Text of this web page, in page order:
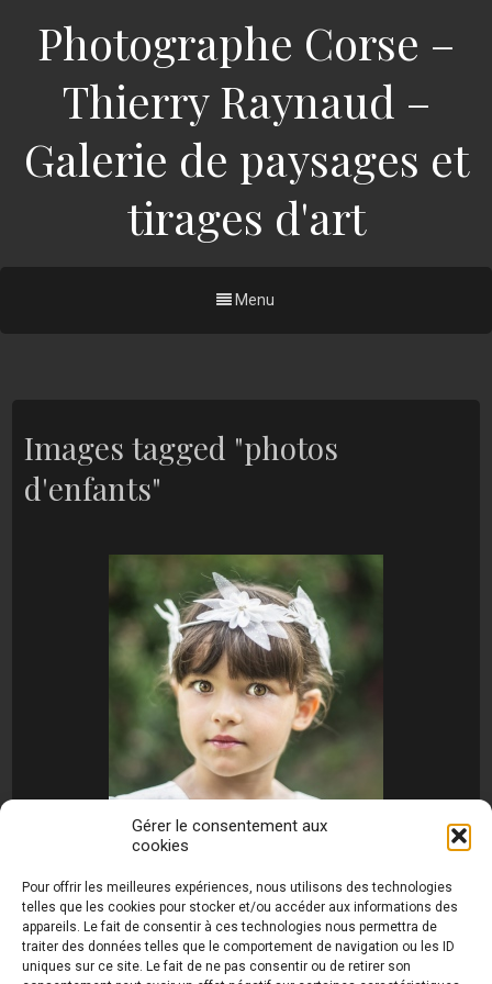
Gérer le consentement aux
cookies
Pour offrir les meilleures expériences, nous utilisons des technologies
telles que les cookies pour stocker et/ou accéder aux informations des
appareils. Le fait de consentir à ces technologies nous permettra de
traiter des données telles que le comportement de navigation ou les ID
uniques sur ce site. Le fait de ne pas consentir ou de retirer son
Photographe Corse –
Thierry Raynaud –
Galerie de paysages et
tirages d'art
Menu
Images tagged "photos
d'enfants"